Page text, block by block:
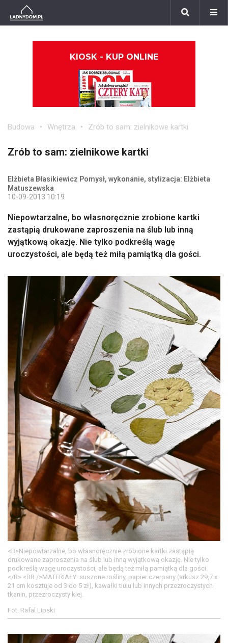
KIOSK - KUP ONLINE
Budowa Wnętrza Zrób to sam: zielnikowe kartki
Zrób to sam: zielnikowe kartki
Elżbieta Błasikiewicz Pomysł, wykonanie, stylizacja: Elżbieta
Matuszewska
10-09-2013 10:19
Niepowtarzalne, bo własnoręcznie zrobione kartki
zastąpią drukowane zaproszenia na ślub lub inną
wyjątkową okazję. Nie tylko podkreślą wagę
uroczystości, ale będą też miłą pamiątką dla gości.
<B>Niepowtarzalne, bo własnoręcznie zrobione kartki zastąpią
drukowane zaproszenia na ślub lub inną wyjątkową okazję. Nie tylko
podkreślą wagę uroczystości, ale będą też miłą pamiątką dla gości.
</B> <BR />MATERIAŁY: suszone rośliny, papier czerpany (arkusz 29,7 x
21 cm kosztuje od 3 do 5 zł), kawałki tiulu lub innych przezroczystych
tkanin, przezroczysty klej.
Fot. Rafal Lipski